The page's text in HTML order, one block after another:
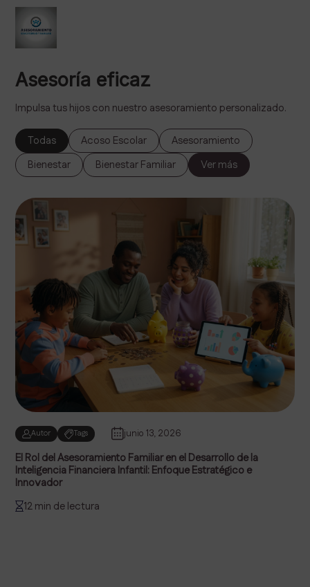
Asesoría eficaz
Impulsa tus hijos con nuestro asesoramiento personalizado.
Todas Acoso Escolar
Asesoramiento
Bienestar
Bienestar Familiar Ver más
Autor Tags junio 13, 2026
El Rol del Asesoramiento Familiar en el Desarrollo de la
Inteligencia Financiera Infantil: Enfoque Estratégico e
Innovador
12 min de lectura